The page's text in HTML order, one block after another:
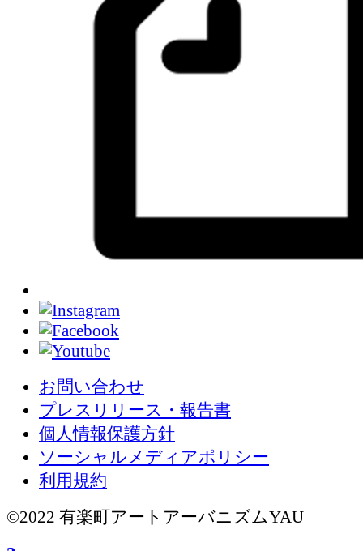
お問い合わせ
プレスリリース・報告書
個人情報保護方針
ソーシャルメディアポリシー
利用規約
©2022 有楽町アートアーバニズムYAU